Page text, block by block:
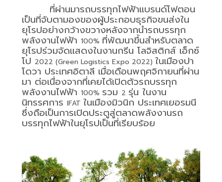
ที่ผ่านมารถบรรทุกไฟฟ้าแบรนด์โฟตอน
เป็นที่จับตามองของผู้ประกอบธุรกิจขนส่งใน
ยุโรปอย่างกว้างขวางหลังจากนำรถบรรทุก
พลังงานไฟฟ้า 100% ที่พัฒนาขึ้นสำหรับตลาด
ยุโรปร่วมจัดแสดงในงานกรีน โลจิสติกส์ เอ็กซ์
โป 2022 (Green Logistics Expo 2022) ในเมืองปา
โดวา ประเทศอิตาลี เมื่อเดือนพฤศจิกายนที่ผ่าน
มา ต่อเนื่องจากที่เคยได้เปิดตัวรถบรรทุก
พลังงานไฟฟ้า 100% รวม 2 รุ่น ในงาน
นิทรรศการ IFAT ในเมืองมิวนิก ประเทศเยอรมนี
ซึ่งถือเป็นการเปิดประตูสู่ตลาดพลังงานรถ
บรรทุกไฟฟ้าในยุโรปเป็นที่เรียบร้อย